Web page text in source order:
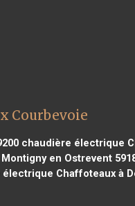
Courbevoie
chaudière électrique
en Ostrevent
Chaffoteaux à